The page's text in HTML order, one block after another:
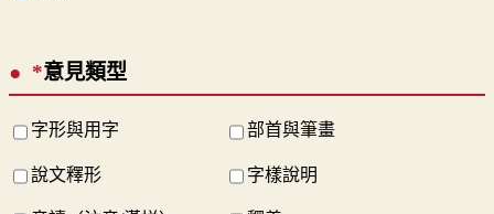
*意見類型
字形與用字 部首與筆畫
說文釋形 字樣說明